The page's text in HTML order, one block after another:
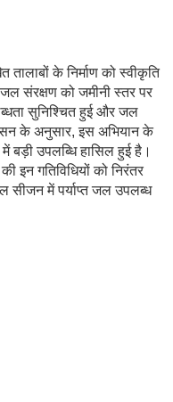
के निर्माण को स्वीकृति
संरक्षण को जमीनी स्तर पर
सुनिश्चित हुई और जल
के अनुसार, इस अभियान के
बड़ी उपलब्धि हासिल हुई है।
इन गतिविधियों को निरंतर
सीजन में पर्याप्त जल उपलब्ध